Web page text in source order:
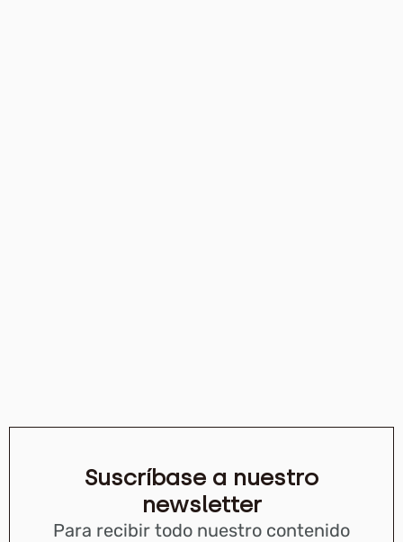
Suscríbase a nuestro
newsletter
Para recibir todo nuestro contenido